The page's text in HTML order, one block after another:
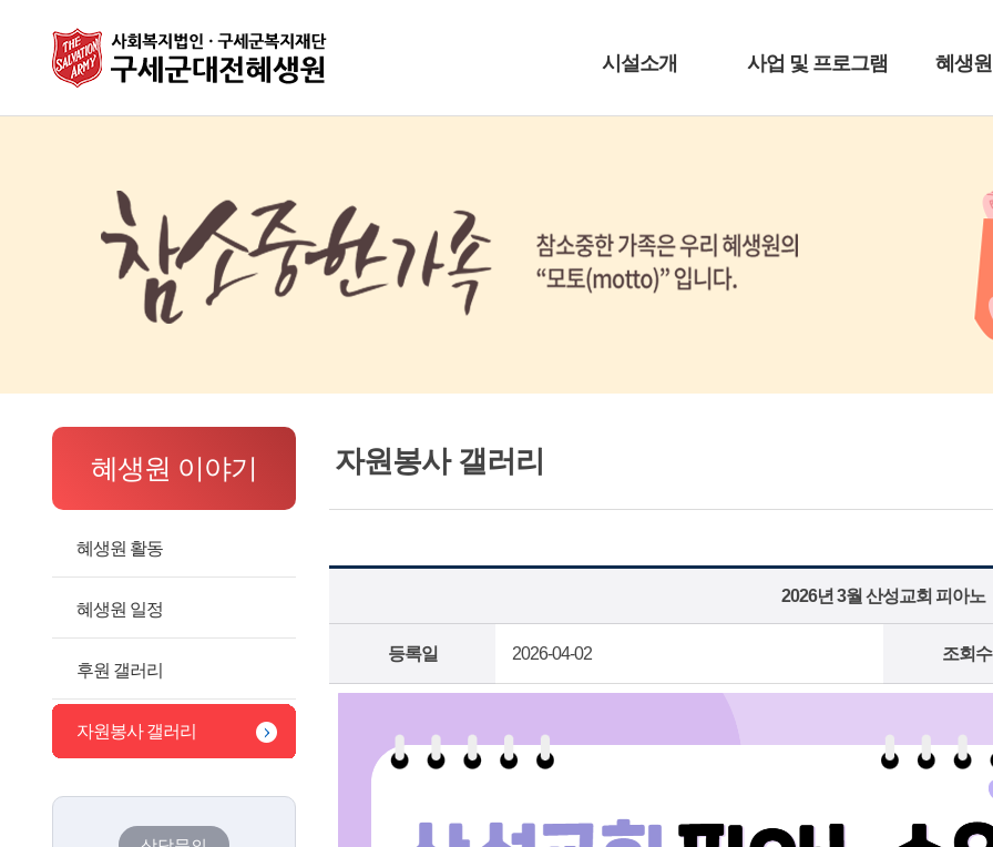
시설소개 사업 및 프로그램 혜생
혜생원 이야기
혜생원 활동
혜생원 일정
후원 갤러리
자원봉사 갤러리
자원봉사 갤러리
2026년 3월 산성교회 피아노
등록일 2026-04-02 조회수